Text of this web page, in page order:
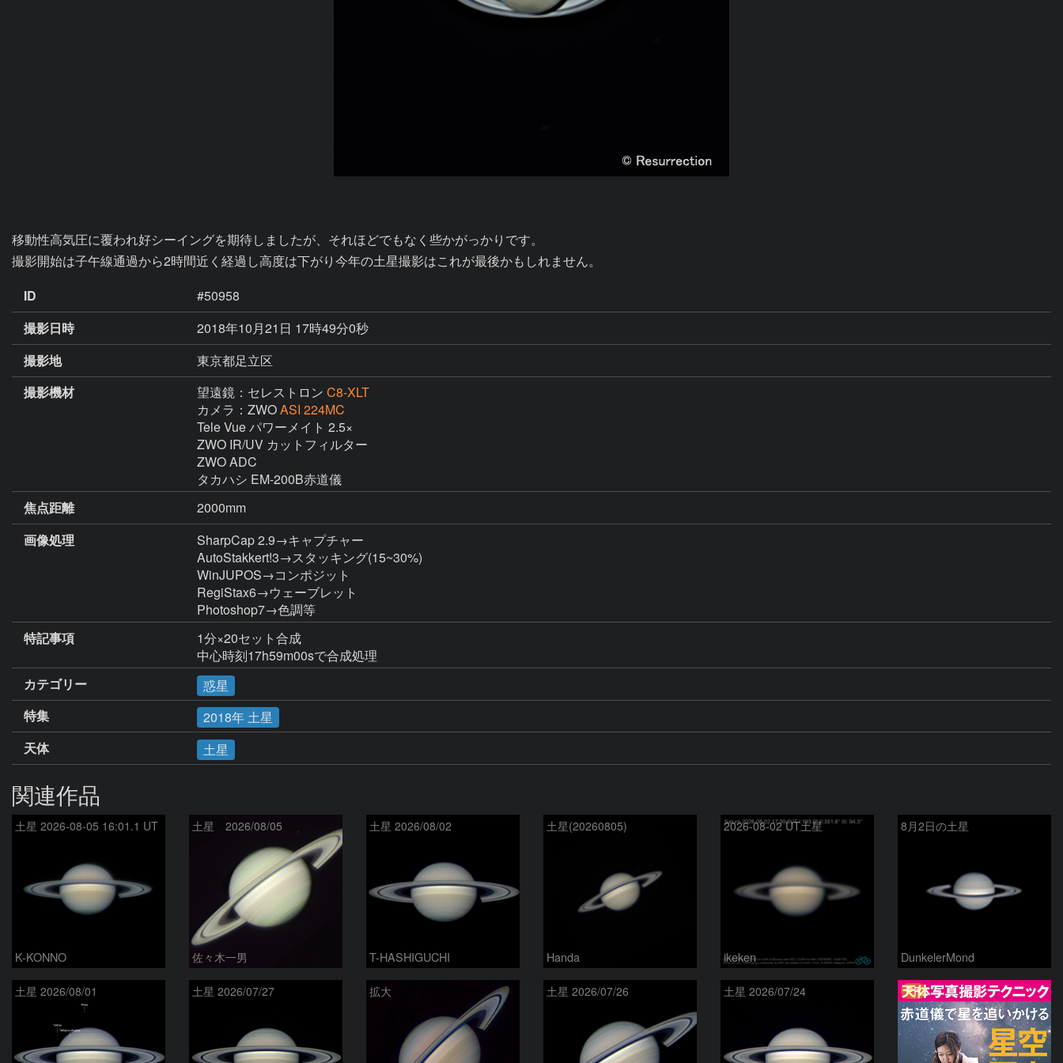
移動性高気圧に覆われ好シーイングを期待しましたが、それほどでもなく些かがっかりです。
撮影開始は子午線通過から2時間近く経過し高度は下がり今年の土星撮影はこれが最後かもしれません。
ID
#50958
撮影日時
2018年10月21日 17時49分0秒
撮影地
東京都足立区
撮影機材
望遠鏡：セレストロン C8-XLT
カメラ：ZWOASI 224MC
Tele Vue パワーメイト 2.5×
ZWO IR/UV カットフィルター
ZWO ADC
タカハシ EM-200B赤道儀
焦点距離
2000mm
画像処理
SharpCap 2.9→キャプチャー
AutoStakkert!3→スタッキング(15~30%)
WinJUPOS→コンポジット
RegiStax6→ウェーブレット
Photoshop7→色調等
特記事項
1分×20セット合成
中心時刻17h59m00sで合成処理
カテゴリー
惑星
特集
2018年 土星
天体
土星
関連作品
土星 2026-08-05 16:01.1 UT
K-KONNO
土星 2026/08/05
佐々木一男
土星 2026/08/02
T-HASHIGUCHI
土星(20260805)
Handa
2026-08-02 UT土星
ikeken
8月2日の土星
DunkelerMond
土星 2026/08/01 土星 2026/07/27 拡大 土星 2026/07/26 土星 2026/07/24 PR